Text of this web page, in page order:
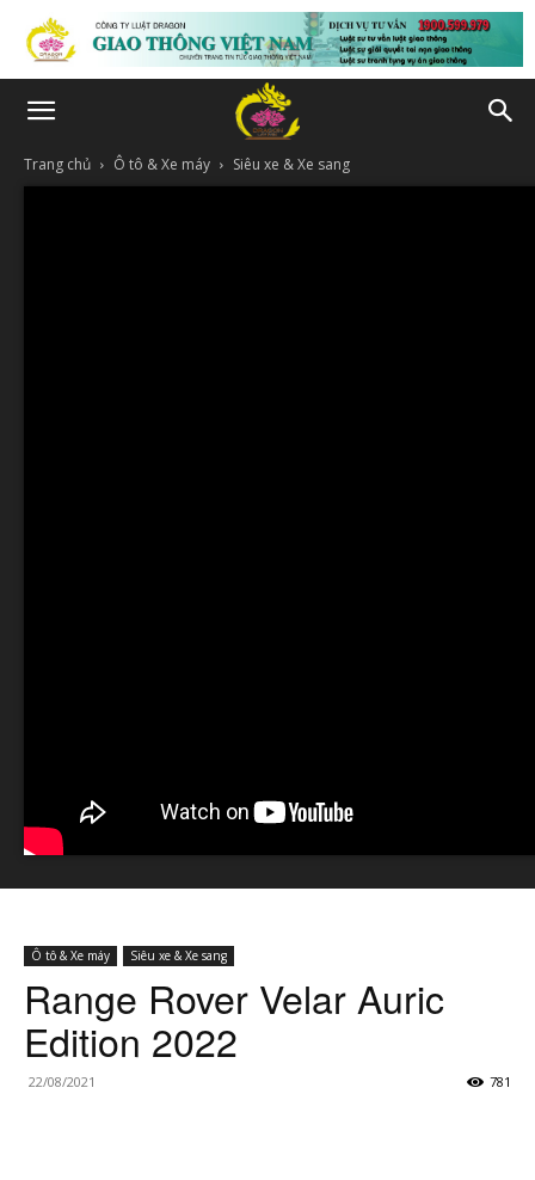
Trang chủ Ô tô & Xe máy Siêu xe & Xe sang
Ô tô & Xe máy Siêu xe & Xe sang
Range Rover Velar Auric
Edition 2022
22/08/2021 781